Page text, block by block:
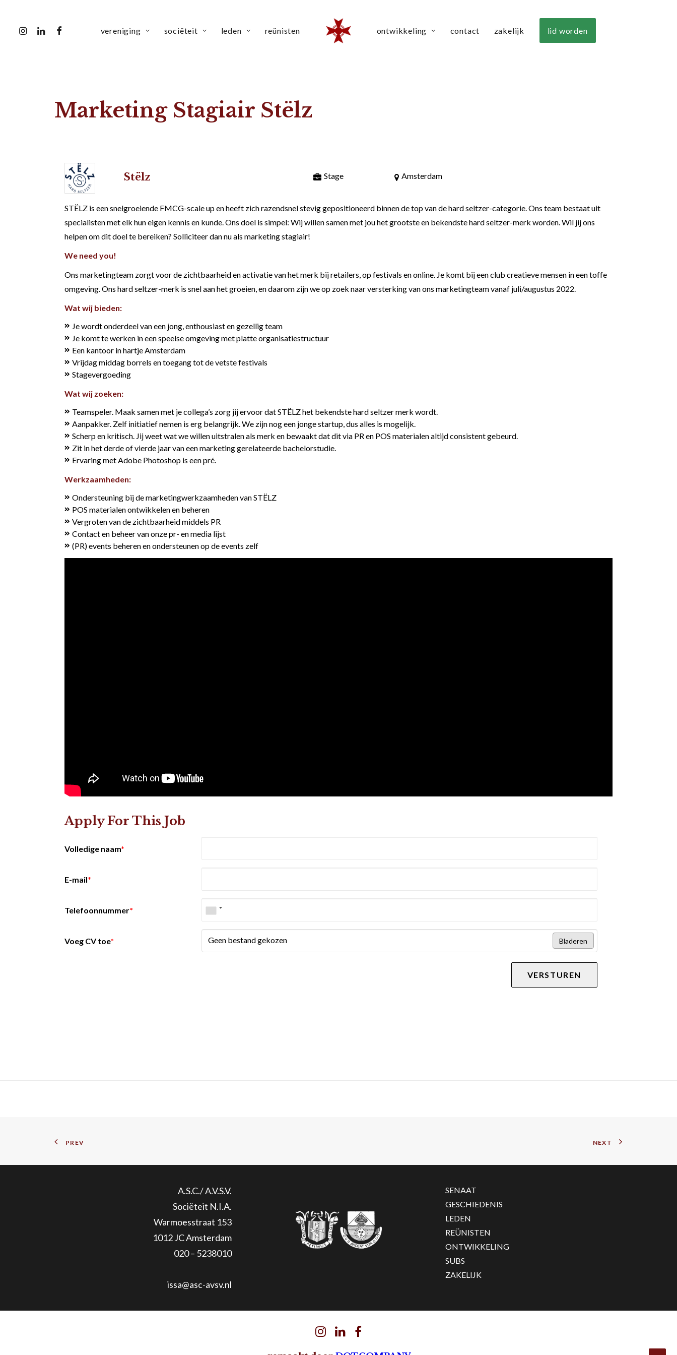
vereniging sociëteit leden reünisten ontwikkeling contact zakelijk lid worden
Marketing Stagiair Stëlz
Stëlz Stage Amsterdam
STËLZ is een snelgroeiende FMCG-scale up en heeft zich razendsnel stevig gepositioneerd binnen de top van de hard seltzer-categorie. Ons team bestaat uit
specialisten met elk hun eigen kennis en kunde. Ons doel is simpel: Wij willen samen met jou het grootste en bekendste hard seltzer-merk worden. Wil jij ons
helpen om dit doel te bereiken? Solliciteer dan nu als marketing stagiair!
We need you!
Ons marketingteam zorgt voor de zichtbaarheid en activatie van het merk bij retailers, op festivals en online. Je komt bij een club creatieve mensen in een toffe
omgeving. Ons hard seltzer-merk is snel aan het groeien, en daarom zijn we op zoek naar versterking van ons marketingteam vanaf juli/augustus 2022.
Wat wij bieden:
Je wordt onderdeel van een jong, enthousiast en gezellig team
Je komt te werken in een speelse omgeving met platte organisatiestructuur
Een kantoor in hartje Amsterdam
Vrijdag middag borrels en toegang tot de vetste festivals
Stagevergoeding
Wat wij zoeken:
Teamspeler. Maak samen met je collega’s zorg jij ervoor dat STËLZ het bekendste hard seltzer merk wordt.
Aanpakker. Zelf initiatief nemen is erg belangrijk. We zijn nog een jonge startup, dus alles is mogelijk.
Scherp en kritisch. Jij weet wat we willen uitstralen als merk en bewaakt dat dit via PR en POS materialen altijd consistent gebeurd.
Zit in het derde of vierde jaar van een marketing gerelateerde bachelorstudie.
Ervaring met Adobe Photoshop is een pré.
Werkzaamheden:
Ondersteuning bij de marketingwerkzaamheden van STËLZ
POS materialen ontwikkelen en beheren
Vergroten van de zichtbaarheid middels PR
Contact en beheer van onze pr- en media lijst
(PR) events beheren en ondersteunen op de events zelf
Apply For This Job
Volledige naam*
E-mail*
Telefoonnummer*
Voeg CV toe* Geen bestand gekozen Bladeren
VERSTUREN
PREV NEXT
A.S.C./ A.V.S.V.
Sociëteit N.I.A.
Warmoesstraat 153
1012 JC Amsterdam
020 – 5238010
issa@asc-avsv.nl
SENAAT
GESCHIEDENIS
LEDEN
REÜNISTEN
ONTWIKKELING
SUBS
ZAKELIJK